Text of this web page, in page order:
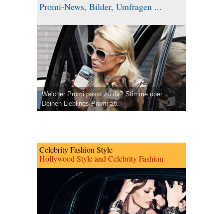
Promi-News, Bilder, Umfragen ...
Welcher Promi passt zu dir? Stimme über
Deinen Lieblings-Promi ab.
Celebrity Fashion Style
Hollywood Style and Celebrity Fashion